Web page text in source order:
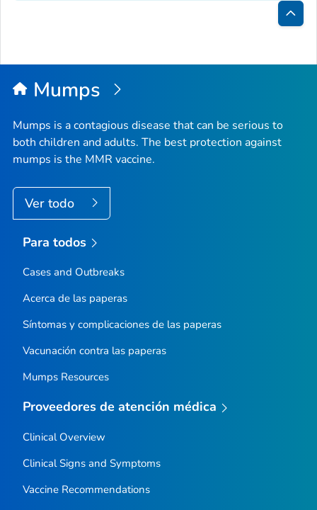
la
Mumps
Mumps is a contagious disease that can be serious to
both children and adults. The best protection against
mumps is the MMR vaccine.
Ver todo
Para todos
Cases and Outbreaks
Acerca de las paperas
Síntomas y complicaciones de las paperas
Vacunación contra las paperas
Mumps Resources
Proveedores de atención médica
Clinical Overview
Clinical Signs and Symptoms
Vaccine Recommendations